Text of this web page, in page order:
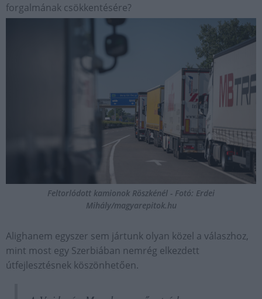
forgalmának csökkentésére?
Feltorlódott kamionok Röszkénél - Fotó: Erdei
Mihály/magyarepitok.hu
Alighanem egyszer sem jártunk olyan közel a válaszhoz,
mint most egy Szerbiában nemrég elkezdett
útfejlesztésnek köszönhetően.